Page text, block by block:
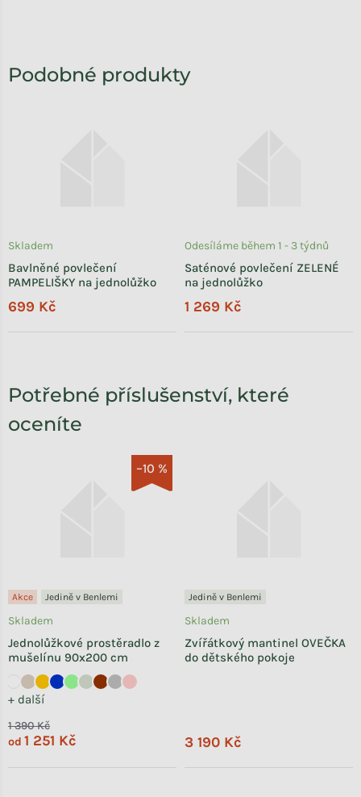
Bavlněné povlečení
PAMPELIŠKY na jednolůžko
Skladem
699 Kč
Saténové povlečení ZELENÉ
na jednolůžko
Odesíláme během 1 - 3 týdnů
1 269 Kč
Potřebné příslušenství, které
oceníte
–10 %
Akce Jedině v Benlemi
Jednolůžkové prostěradlo z
mušelínu 90x200 cm
+ další
Skladem
1 390 Kč
od 1 251 Kč
Jedině v Benlemi
Zvířátkový mantinel OVEČKA
do dětského pokoje
Skladem
3 190 Kč